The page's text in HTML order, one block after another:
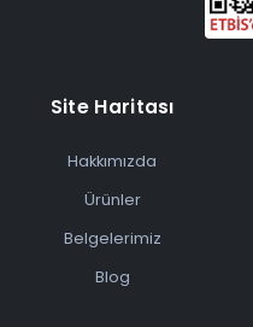
Site Haritası
Hakkımızda
Ürünler
Belgelerimiz
Blog